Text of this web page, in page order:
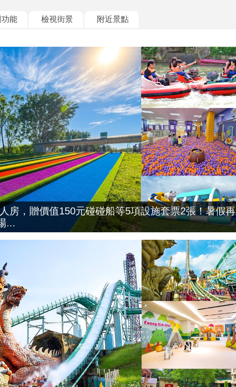
能 檢視街景 附近景點
房，贈價值150元碰碰船等5項設施套票2張！暑假再
...